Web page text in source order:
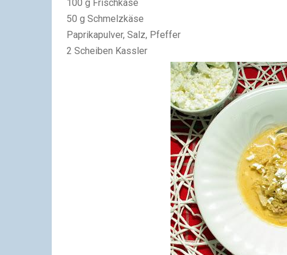
100 g Frischkäse
50 g Schmelzkäse
Paprikapulver, Salz, Pfeffer
2 Scheiben Kassler